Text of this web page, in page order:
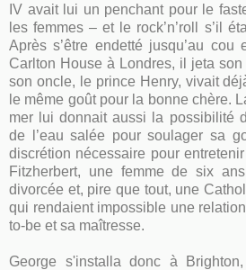
IV avait lui un penchant pour le
les femmes – et le rock’n’roll s’il
Après s’être endetté jusqu’au cou
Carlton House à Londres, il jeta
son oncle, le prince Henry, vivait
le même goût pour la bonne chère.
mer lui donnait aussi la possibilité
de l’eau salée pour soulager sa
discrétion nécessaire pour
Fitzherbert, une femme de six
divorcée et, pire que tout, une
qui rendaient impossible une
to-be et sa maîtresse.
George s'installa donc à